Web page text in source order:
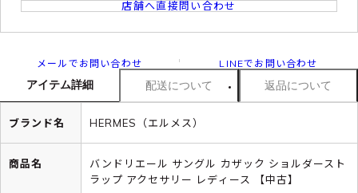
店舗へ直接問い合わせ
メールでお問い合わせ LINEでお問い合わせ
アイテム詳細 配送について 返品について
ブランド名 HERMES（エルメス）
商品名
バンドリエール サングル カザック ショルダースト
ラップ アクセサリー レディース 【中古】